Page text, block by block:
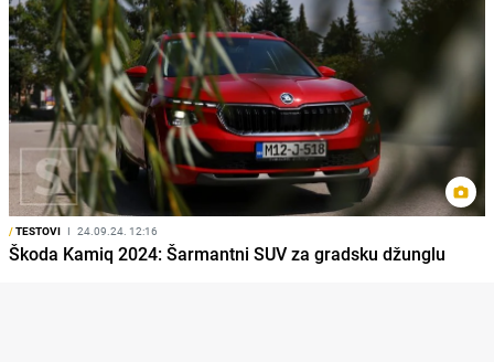
/TESTOVI I 24.09.24. 12:16
Škoda Kamiq 2024: Šarmantni SUV za gradsku džunglu